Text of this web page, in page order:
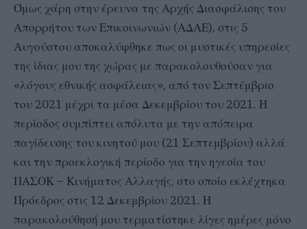
Όμως χάρη στην έρευνα της Αρχής Διασφάλισης του
Απορρήτου των Επικοινωνιών (ΑΔΑΕ), στις 5
Αυγούστου αποκαλύφθηκε πως οι μυστικές υπηρεσίες
της ίδιας μου της χώρας με παρακολουθούσαν για
«λόγους εθνικής ασφάλειας», από τον Σεπτέμβριο
του 2021 μέχρι τα μέσα Δεκεμβρίου του 2021. Η
περίοδος συμπίπτει απόλυτα με την απόπειρα
παγίδευσης του κινητού μου (21 Σεπτεμβρίου) αλλά
και την προεκλογική περίοδο για την ηγεσία του
ΠΑΣΟΚ – Κινήματος Αλλαγής, στο οποίο εκλέχτηκα
Πρόεδρος στις 12 Δεκεμβρίου 2021. Η
παρακολούθησή μου τερματίστηκε λίγες ημέρες μόνο